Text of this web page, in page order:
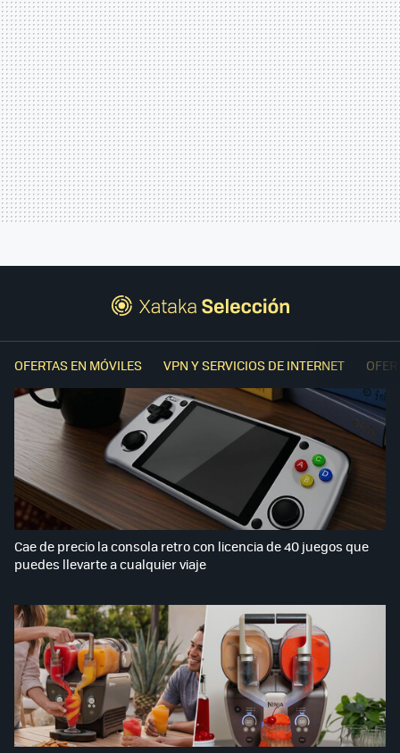
OFERTAS EN MÓVILES VPN Y SERVICIOS DE INTERNET
Cae de precio la consola retro con licencia de 40 juegos que
puedes llevarte a cualquier viaje